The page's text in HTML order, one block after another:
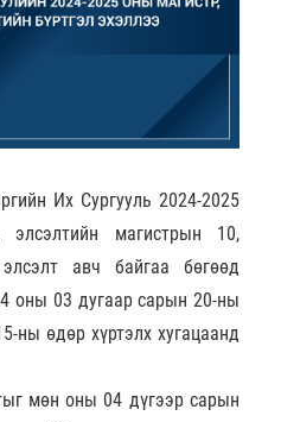
Их Сургууль 2024-2025
магистрын 10,
авч байгаа бөгөөд
оны 03 дугаар сарын 20-ны
ны өдөр хүртэлх хугацаанд
мөн оны 04 дүгээр сарын